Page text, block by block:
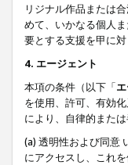
リジナル作品または
めて、いかなる個人
要とする支援を甲に
4. エージェント
本項の条件（以下「
を使用、許可、有効
により、自律的また
(a) 透明性および同意
にアクセスし、これ